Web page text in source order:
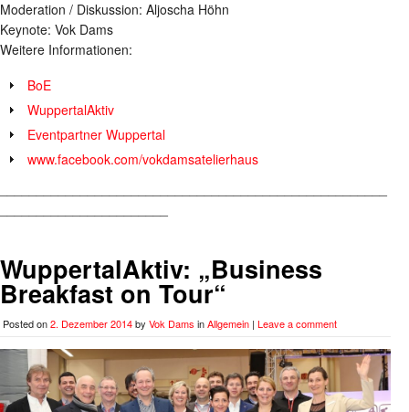
Moderation / Diskussion: Aljoscha Höhn
Keynote: Vok Dams
Weitere Informationen:
BoE
WuppertalAktiv
Eventpartner Wuppertal
www.facebook.com/vokdamsatelierhaus
WuppertalAktiv: „Business
Breakfast on Tour“
Posted on2. Dezember 2014by Vok Dams inAllgemein | Leave a comment